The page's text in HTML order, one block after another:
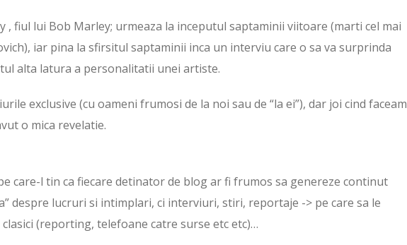
, fiul lui Bob Marley; urmeaza la inceputul saptaminii viitoare (marti cel mai
iar pina la sfirsitul saptaminii inca un interviu care o sa va surprinda
alta latura a personalitatii unei artiste.
exclusive (cu oameni frumosi de la noi sau de “la ei”), dar joi cind faceam
o mica revelatie.
care-l tin ca fiecare detinator de blog ar fi frumos sa genereze continut
despre lucruri si intimplari, ci interviuri, stiri, reportaje -> pe care sa le
(reporting, telefoane catre surse etc etc)…